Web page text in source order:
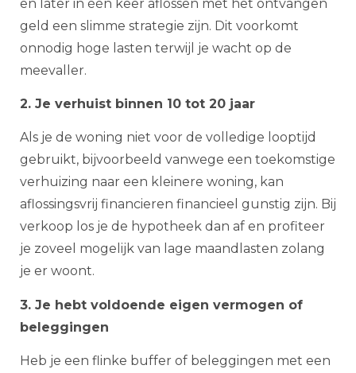
en later in één keer aflossen met het ontvangen
geld een slimme strategie zijn. Dit voorkomt
onnodig hoge lasten terwijl je wacht op de
meevaller.
2. Je verhuist binnen 10 tot 20 jaar
Als je de woning niet voor de volledige looptijd
gebruikt, bijvoorbeeld vanwege een toekomstige
verhuizing naar een kleinere woning, kan
aflossingsvrij financieren financieel gunstig zijn. Bij
verkoop los je de hypotheek dan af en profiteer
je zoveel mogelijk van lage maandlasten zolang
je er woont.
3. Je hebt voldoende eigen vermogen of
beleggingen
Heb je een flinke buffer of beleggingen met een